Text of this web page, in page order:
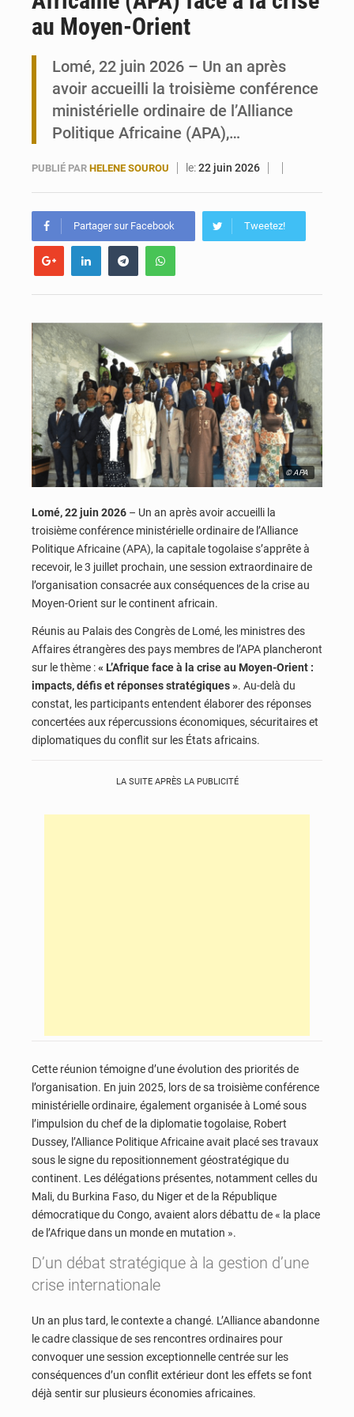
Maurice : Démission de la ministre Véronique Leu-Govind
au Moyen-Orient
Lomé, 22 juin 2026 – Un an après
avoir accueilli la troisième conférence
ministérielle ordinaire de l’Alliance
Politique Africaine (APA),…
PUBLIÉ PAR HELENE SOUROU le:22 juin 2026
Partager sur Facebook Tweetez!
© APA
Lomé, 22 juin 2026 – Un an après avoir accueilli la
troisième conférence ministérielle ordinaire de l’Alliance
Politique Africaine (APA), la capitale togolaise s’apprête à
recevoir, le 3 juillet prochain, une session extraordinaire de
l’organisation consacrée aux conséquences de la crise au
Moyen-Orient sur le continent africain.
Réunis au Palais des Congrès de Lomé, les ministres des
Affaires étrangères des pays membres de l’APA plancheront
sur le thème :« L’Afrique face à la crise au Moyen-Orient :
impacts, défis et réponses stratégiques ». Au-delà du
constat, les participants entendent élaborer des réponses
concertées aux répercussions économiques, sécuritaires et
diplomatiques du conflit sur les États africains.
LA SUITE APRÈS LA PUBLICITÉ
Cette réunion témoigne d’une évolution des priorités de
l’organisation. En juin 2025, lors de sa troisième conférence
ministérielle ordinaire, également organisée à Lomé sous
l’impulsion du chef de la diplomatie togolaise, Robert
Dussey, l’Alliance Politique Africaine avait placé ses travaux
sous le signe du repositionnement géostratégique du
continent. Les délégations présentes, notamment celles du
Mali, du Burkina Faso, du Niger et de la République
démocratique du Congo, avaient alors débattu de « la place
de l’Afrique dans un monde en mutation ».
D’un débat stratégique à la gestion d’une
crise internationale
Un an plus tard, le contexte a changé. L’Alliance abandonne
le cadre classique de ses rencontres ordinaires pour
convoquer une session exceptionnelle centrée sur les
conséquences d’un conflit extérieur dont les effets se font
déjà sentir sur plusieurs économies africaines.